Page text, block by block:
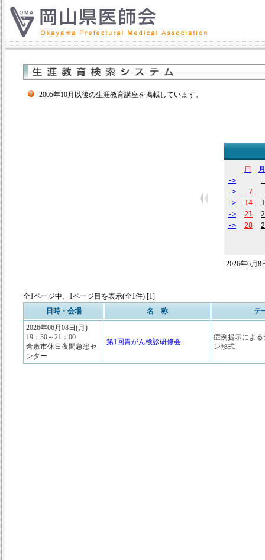
2005年10月以後の生涯教育講座を掲載しています。
日
月
->
->
7
->
14
->
21
->
28
2026年6月
全1ページ中、1ページ目を表示(全1件) [1]
日時・会場
名 称
テ
2026年06月08日(月)
19：30～21：00
倉敷市休日夜間急患セ
ンター
第1回胃がん検診研修会
症例提示によ
ン形式